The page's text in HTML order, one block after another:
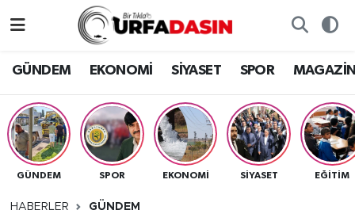
GÜNDEM EKONOMİ SİYASET SPOR
GÜNDEM SPOR EKONOMİ SİYASET EĞITIM
HABERLER GÜNDEM
EKONOMİ
SİYASET
SPOR
Gizlilik ve Güvenlik Politikası
İletişim
Nöbetçi Eczaneler
Hava Durumu
Namaz Vakitleri
Trafik Durumu